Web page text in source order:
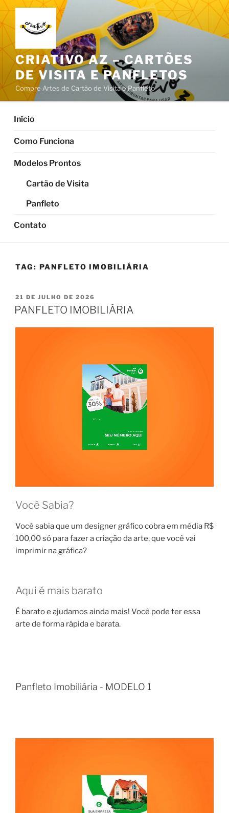
Pular
para
o
conteúdo
CRIATIVO AZ – CARTÕES
DE VISITA E PANFLETOS
Compre Artes de Cartão de Visita e Panfleto
Início
Como Funciona
Modelos Prontos
Cartão de Visita
Panfleto
Contato
TAG: PANFLETO IMOBILIÁRIA
PUBLICADO
EM
21 DE JULHO DE 2026
PANFLETO IMOBILIÁRIA
Você Sabia?
Você sabia que um designer gráfico cobra em média R$
100,00 só para fazer a criação da arte, que você vai
imprimir na gráfica?
Aqui é mais barato
É barato e ajudamos ainda mais! Você pode ter essa
arte de forma rápida e barata.
Panfleto Imobiliária - MODELO 1